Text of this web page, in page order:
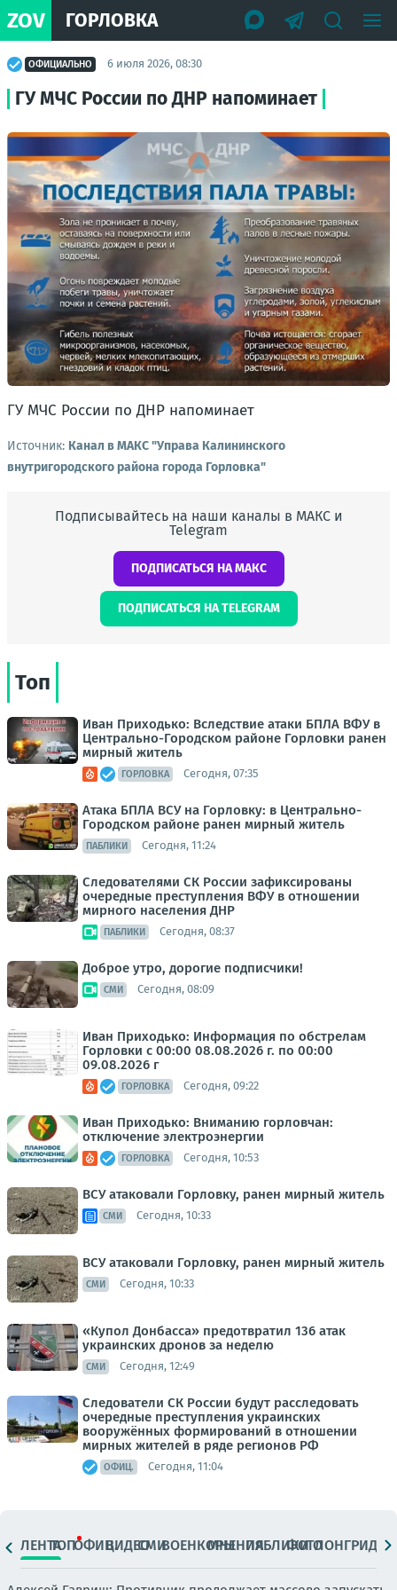
ZOV ГОРЛОВКА
ОФИЦИАЛЬНО 6 июля 2026, 08:30
ГУ МЧС России по ДНР напоминает
ГУ МЧС России по ДНР напоминает
Источник: Канал в МАКС "Управа Калининского
внутригородского района города Горловка"
Подписывайтесь на наши каналы в МАКС и
Telegram
ПОДПИСАТЬСЯ НА МАКС
ПОДПИСАТЬСЯ НА TELEGRAM
Топ
Иван Приходько: Вследствие атаки БПЛА ВФУ в
Центрально-Городском районе Горловки ранен
мирный житель
ГОРЛОВКА Сегодня, 07:35
Атака БПЛА ВСУ на Горловку: в Центрально-
Городском районе ранен мирный житель
ПАБЛИКИ Сегодня, 11:24
Следователями СК России зафиксированы
очередные преступления ВФУ в отношении
мирного населения ДНР
ПАБЛИКИ Сегодня, 08:37
Доброе утро, дорогие подписчики!
СМИ Сегодня, 08:09
Иван Приходько: Информация по обстрелам
Горловки с 00:00 08.08.2026 г. по 00:00
09.08.2026 г
ГОРЛОВКА Сегодня, 09:22
Иван Приходько: Вниманию горловчан:
отключение электроэнергии
ГОРЛОВКА Сегодня, 10:53
ВСУ атаковали Горловку, ранен мирный житель
СМИ Сегодня, 10:33
ВСУ атаковали Горловку, ранен мирный житель
СМИ Сегодня, 10:33
«Купол Донбасса» предотвратил 136 атак
украинских дронов за неделю
СМИ Сегодня, 12:49
Следователи СК России будут расследовать
очередные преступления украинских
вооружённых формирований в отношении
мирных жителей в ряде регионов РФ
ОФИЦ. Сегодня, 11:04
ЛЕНТАТОПОФИЦ.ВИДЕОСМИВОЕНКОРЫМНЕНИЯПАБЛИКИ
ФОТОЛОНГРИДЫ